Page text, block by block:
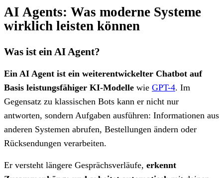
AI Agents: Was moderne Systeme
wirklich leisten können
Was ist ein AI Agent?
Ein AI Agent ist ein weiterentwickelter Chatbot auf
Basis leistungsfähiger KI-Modelle wie GPT-4. Im
Gegensatz zu klassischen Bots kann er nicht nur
antworten, sondern Aufgaben ausführen: Informationen aus
anderen Systemen abrufen, Bestellungen ändern oder
Rücksendungen verarbeiten.
Er versteht längere Gesprächsverläufe, erkennt